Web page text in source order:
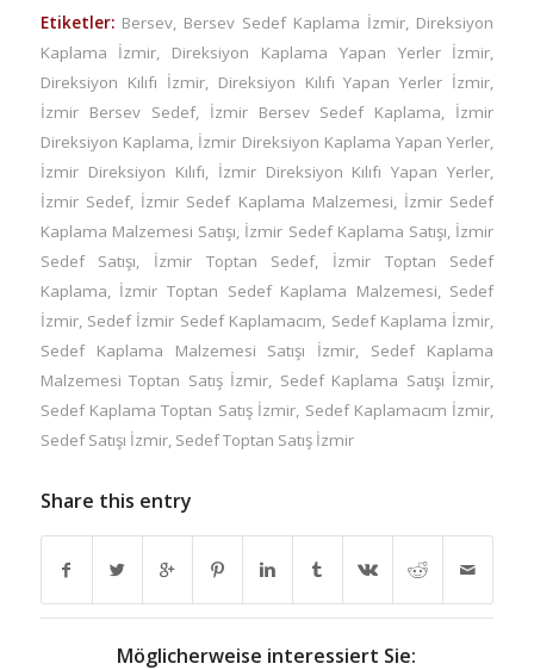
Etiketler: Bersev, Bersev Sedef Kaplama İzmir, Direksiyon
Kaplama İzmir, Direksiyon Kaplama Yapan Yerler İzmir,
Direksiyon Kılıfı İzmir, Direksiyon Kılıfı Yapan Yerler İzmir,
İzmir Bersev Sedef, İzmir Bersev Sedef Kaplama, İzmir
Direksiyon Kaplama, İzmir Direksiyon Kaplama Yapan Yerler,
İzmir Direksiyon Kılıfı, İzmir Direksiyon Kılıfı Yapan Yerler,
İzmir Sedef, İzmir Sedef Kaplama Malzemesi, İzmir Sedef
Kaplama Malzemesi Satışı, İzmir Sedef Kaplama Satışı, İzmir
Sedef Satışı, İzmir Toptan Sedef, İzmir Toptan Sedef
Kaplama, İzmir Toptan Sedef Kaplama Malzemesi, Sedef
İzmir, Sedef İzmir Sedef Kaplamacım, Sedef Kaplama İzmir,
Sedef Kaplama Malzemesi Satışı İzmir, Sedef Kaplama
Malzemesi Toptan Satış İzmir, Sedef Kaplama Satışı İzmir,
Sedef Kaplama Toptan Satış İzmir, Sedef Kaplamacım İzmir,
Sedef Satışı İzmir, Sedef Toptan Satış İzmir
Share this entry
Möglicherweise interessiert Sie: